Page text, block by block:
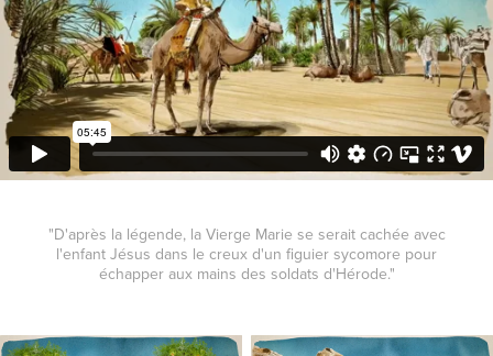
"D'après la légende, la Vierge Marie se serait cachée avec
l'enfant Jésus dans le creux d'un figuier sycomore pour
échapper aux mains des soldats d'Hérode."